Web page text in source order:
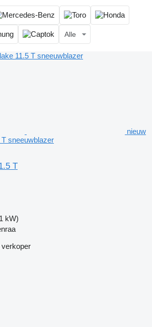
Alle
nieuw
sneeuwblazer
T
kW)